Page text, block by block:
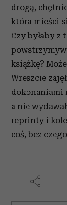
otrzymanymi
korzystania z
drogą,
która mieści
Czy byłaby z
książkę?
Wreszcie
dokonaniami
a nie
reprinty i
coś, bez